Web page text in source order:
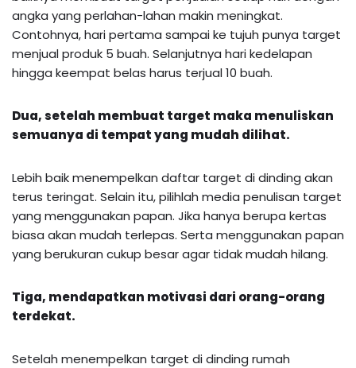
angka yang perlahan-lahan makin meningkat.
Contohnya, hari pertama sampai ke tujuh punya target
menjual produk 5 buah. Selanjutnya hari kedelapan
hingga keempat belas harus terjual 10 buah.
Dua, setelah membuat target maka menuliskan
semuanya di tempat yang mudah dilihat.
Lebih baik menempelkan daftar target di dinding akan
terus teringat. Selain itu, pilihlah media penulisan target
yang menggunakan papan. Jika hanya berupa kertas
biasa akan mudah terlepas. Serta menggunakan papan
yang berukuran cukup besar agar tidak mudah hilang.
Tiga, mendapatkan motivasi dari orang-orang
terdekat.
Setelah menempelkan target di dinding rumah